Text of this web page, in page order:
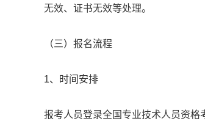
无效、证书无效等处理。
（三）报名流程
1、时间安排
报考人员登录全国专业技术人员资